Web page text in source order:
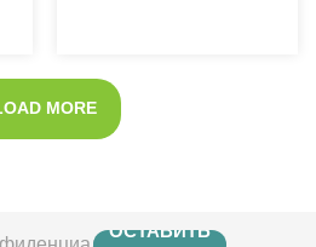
MORE
ОСТАВИТЬ